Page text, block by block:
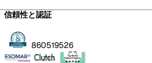
信頼性と認証
860519526